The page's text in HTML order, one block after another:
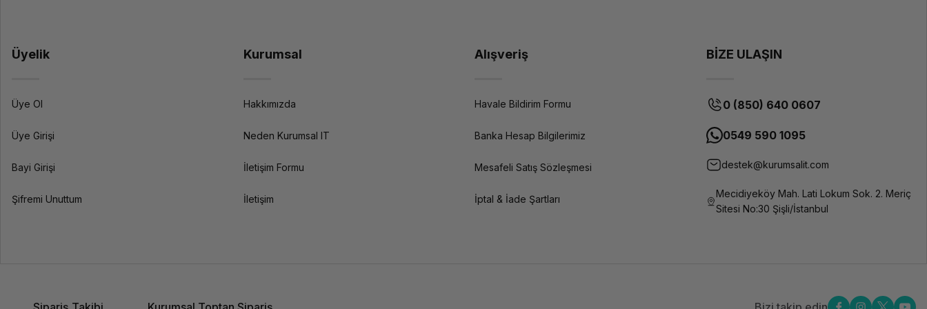
Üyelik
Üye Ol
Üye Girişi
Bayi Girişi
Şifremi Unuttum
Kurumsal
Hakkımızda
Neden Kurumsal IT
İletişim Formu
İletişim
Alışveriş
Havale Bildirim Formu
Banka Hesap Bilgilerimiz
Mesafeli Satış Sözleşmesi
İptal & İade Şartları
BİZE ULAŞIN
0 (850) 640 0607
0549 590 1095
destek@kurumsalit.com
Mecidiyeköy Mah. Lati Lokum Sok. 2. Meriç
Sitesi No:30 Şişli/İstanbul